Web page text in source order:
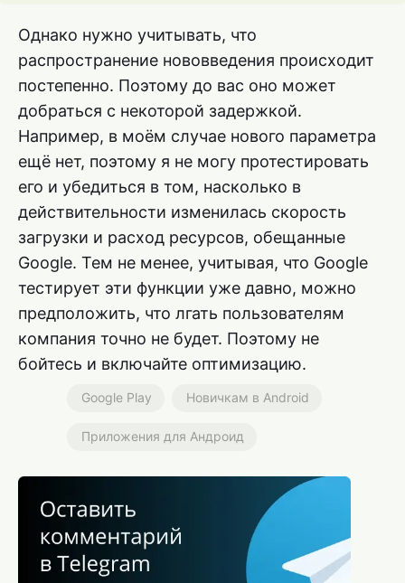
Однако нужно учитывать, что
распространение нововведения происходит
постепенно. Поэтому до вас оно может
добраться с некоторой задержкой.
Например, в моём случае нового параметра
ещё нет, поэтому я не могу протестировать
его и убедиться в том, насколько в
действительности изменилась скорость
загрузки и расход ресурсов, обещанные
Google. Тем не менее, учитывая, что Google
тестирует эти функции уже давно, можно
предположить, что лгать пользователям
компания точно не будет. Поэтому не
бойтесь и включайте оптимизацию.
Google Play Новичкам в Android
Приложения для Андроид